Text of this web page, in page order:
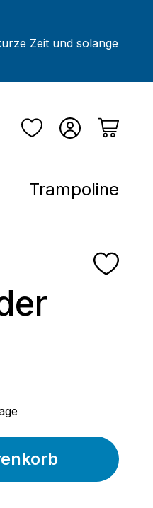
Zeit und solange
Trampoline